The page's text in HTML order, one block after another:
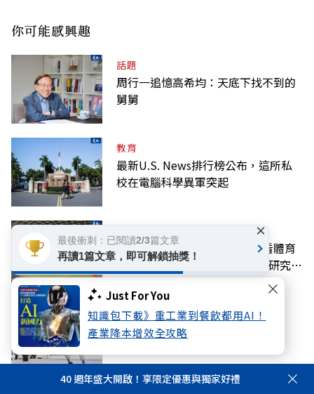
Just For You
知識包下載》重工業到餐飲都用AI！
產業降本增效全攻略
你可能感興趣
話題
周行一追憶高希均：天底下找不到的
舅舅
教育
最新U.S. News排行榜公布，這所私
校在電腦科學異軍突起
看球也能「復健大腦」！每週看體育
賽事老年憂鬱風險降3成，日本研究：
到現場效果更好
科技
黃仁勳點名機器人是下波AI浪潮關
40 週年盛大開啟！享限定優惠與獨家好禮
最後衝刺：已閱讀2/3篇文章
再讀1篇文章，即可解鎖抽獎！
×